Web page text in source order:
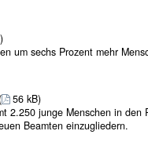
um sechs Prozent mehr
(
56 kB)
2.250 junge Menschen in
Beamten einzugliedern.